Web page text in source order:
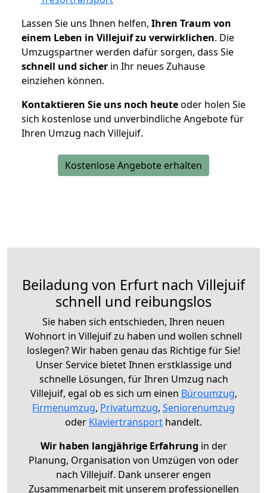
Lassen Sie uns Ihnen helfen, Ihren Traum von
einem Leben in Villejuif zu verwirklichen. Die
Umzugspartner werden dafür sorgen, dass Sie
schnell und sicher in Ihr neues Zuhause
einziehen können.
Kontaktieren Sie uns noch heuteoder holen Sie
sich kostenlose und unverbindliche Angebote für
Ihren Umzug nach Villejuif.
Kostenlose Angebote erhalten
Beiladung von Erfurt nach Villejuif
schnell und reibungslos
Sie haben sich entschieden, Ihren neuen
Wohnort in Villejuif zu haben und wollen schnell
loslegen? Wir haben genau das Richtige für Sie!
Unser Service bietet Ihnen erstklassige und
schnelle Lösungen, für Ihren Umzug nach
Villejuif, egal ob es sich um einen Büroumzug,
Firmenumzug, Privatumzug, Seniorenumzug
oder Klaviertransport handelt.
Wir haben langjährige Erfahrung in der
Planung, Organisation von Umzügen von oder
nach Villejuif. Dank unserer engen
Zusammenarbeit mit unserem professionellen